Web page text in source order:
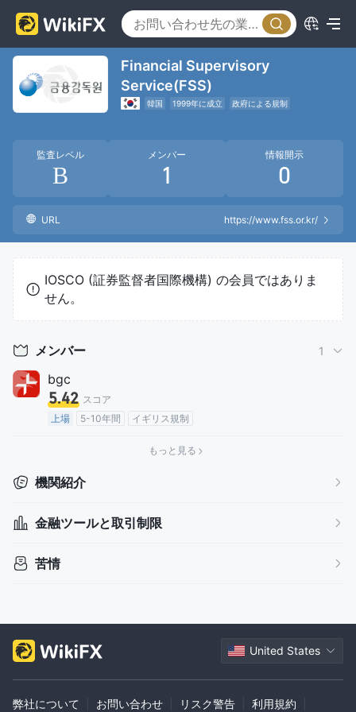
Financial Supervisory
Service(FSS)
韓国 1999年に成立 政府による規制
監査レベル
B
メンバー
1
情報開示
0
URL https://www.fss.or.kr/
IOSCO (証券監督者国際機構) の会員ではありま
せん。
メンバー 1
bgc
5.42 スコア
上場
5-10年間
イギリス規制
もっと見る
機関紹介
金融ツールと取引制限
苦情
United States
弊社について お問い合わせ リスク警告 利用規約